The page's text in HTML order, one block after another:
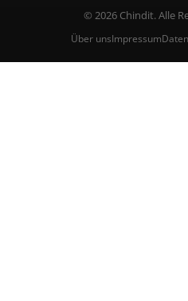
© 2026 Chindit. Alle
Über unsImpressum